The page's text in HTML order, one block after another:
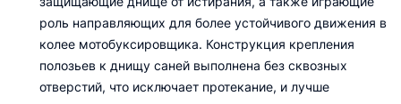
роль направляющих для более устойчивого движения в
колее мотобуксировщика. Конструкция крепления
полозьев к днищу саней выполнена без сквозных
отверстий, что исключает протекание, и лучше